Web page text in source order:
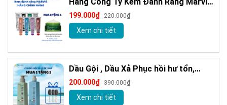
Loại Bỏ Mảng Bám Vết Ố Vàng Làm
Trắng Răng 85m
199.000₫ 220.000₫
Xem chi tiết
Dầu Gội , Dầu Xả Phục hồi hư tổn,
Giảm gàu sạch ngứa da đầu hương
nước hoa Milanogica 355ml
200.000₫ 390.000₫
Xem chi tiết